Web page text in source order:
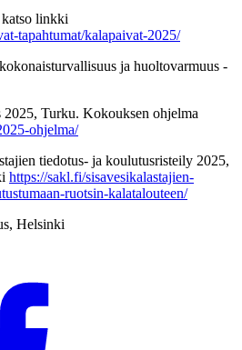
linkki
tapahtumat/kalapaivat-2025/
ja huoltovarmuus -
Turku. Kokouksen ohjelma
ohjelma/
tiedotus- ja koulutusristeily 2025,
https://sakl.fi/sisavesikalastajien-
ruotsin-kalatalouteen/
Helsinki